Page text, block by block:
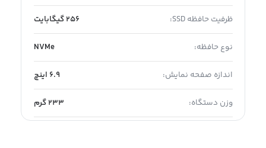
ظرفیت حافظه SSD: 256 گیگابایت
نوع حافظه: NVMe
اندازه صفحه نمایش: 6.9 اینچ
وزن دستگاه: 233 گرم